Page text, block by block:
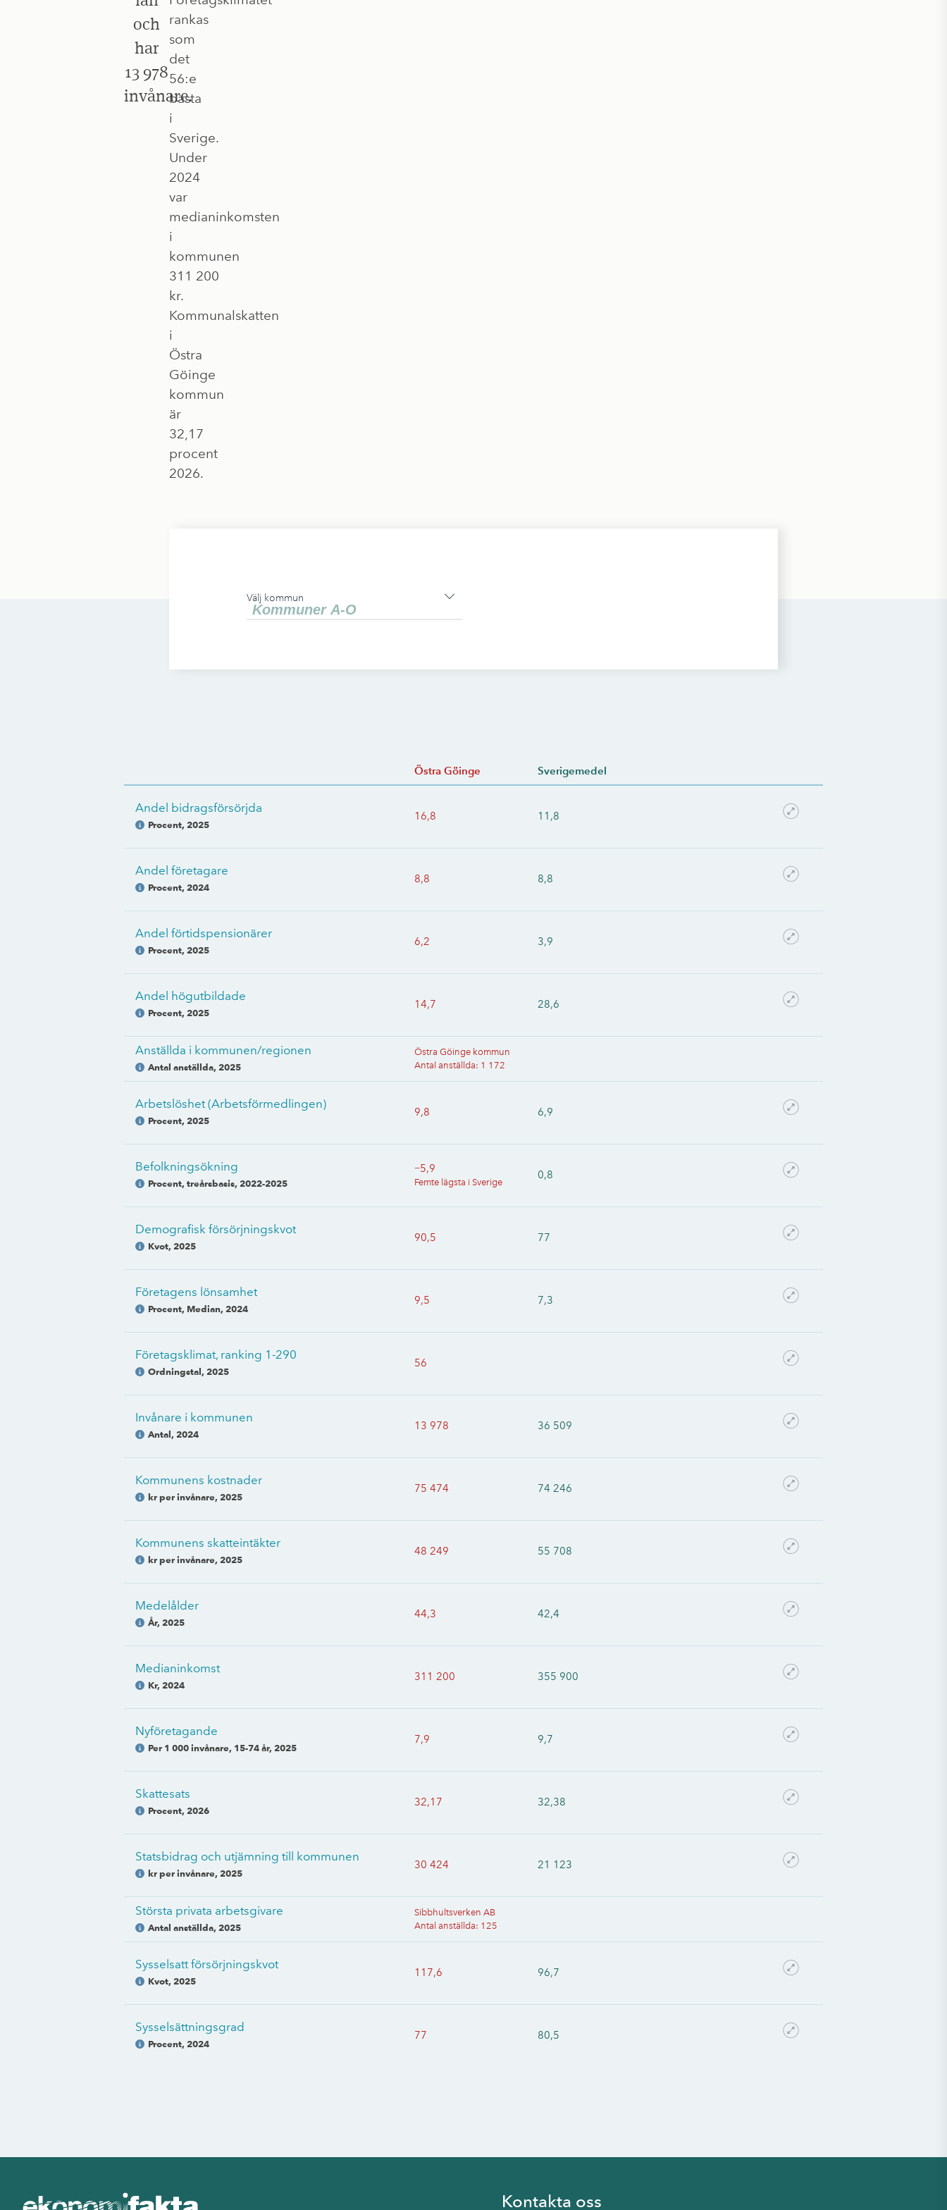
och
har
13 978
invånare.
rankas
som
det
56:e
bästa
i
Sverige.
Under
2024
var
medianinkomsten
i
kommunen
311 200
kr.
Kommunalskatten
i
Östra
Göinge
kommun
är
32,17
procent
2026.
Välj kommun
Östra Göinge Sverigemedel
Andel bidragsförsörjda
Procent, 2025
16,8 11,8
Andel företagare
Procent, 2024
8,8 8,8
Andel förtidspensionärer
Procent, 2025
6,2 3,9
Andel högutbildade
Procent, 2025
14,7 28,6
Anställda i kommunen/regionen
Antal anställda, 2025
Östra Göinge kommun
Antal anställda: 1 172
Arbetslöshet (Arbetsförmedlingen)
Procent, 2025
9,8 6,9
Befolkningsökning
Procent, treårsbasis, 2022-2025
−5,9
Femte lägsta i Sverige
0,8
Demografisk försörjningskvot
Kvot, 2025
90,5 77
Företagens lönsamhet
Procent, Median, 2024
9,5 7,3
Företagsklimat, ranking 1-290
Ordningstal, 2025
56
Invånare i kommunen
Antal, 2024
13 978 36 509
Kommunens kostnader
kr per invånare, 2025
75 474 74 246
Kommunens skatteintäkter
kr per invånare, 2025
48 249 55 708
Medelålder
År, 2025
44,3 42,4
Medianinkomst
Kr, 2024
311 200 355 900
Nyföretagande
Per 1 000 invånare, 15-74 år, 2025
7,9 9,7
Skattesats
Procent, 2026
32,17 32,38
Statsbidrag och utjämning till kommunen
kr per invånare, 2025
30 424 21 123
Största privata arbetsgivare
Antal anställda, 2025
Sibbhultsverken AB
Antal anställda: 125
Sysselsatt försörjningskvot
Kvot, 2025
117,6 96,7
Sysselsättningsgrad
Procent, 2024
77 80,5
Kontakta oss